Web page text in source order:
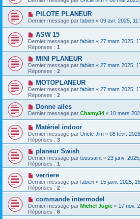
PILOTE PLANEUR
Dernier message par fabien « 09 avr. 2025,
ASW 15
Dernier message par fabien « 27 mars 2025,
Réponses : 1
MINI PLANEUR
Dernier message par fabien « 27 mars 2025,
Réponses : 2
MOTOPLANEUR
Dernier message par fabien « 27 mars 2025,
Réponses : 2
Donne ailes
Dernier message par Chamy34 « 10 mars
Matériel indoor
Dernier message par Uncle Jim « 08 févr.
Réponses : 3
planeur Swish
Dernier message par toussaint « 23 janv.
Réponses : 1
verriere
Dernier message par fabien « 15 janv. 2025,
Réponses : 2
commande intermodel
Dernier message par Michel Jugie « 17 nov.
Réponses : 6